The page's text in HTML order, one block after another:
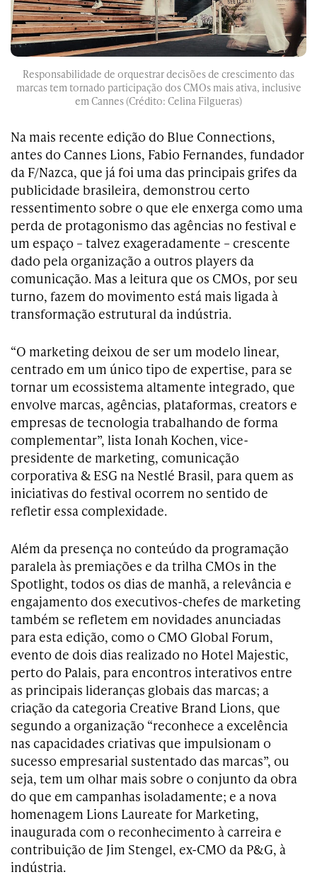
Responsabilidade de orquestrar decisões de crescimento das
marcas tem tornado participação dos CMOs mais ativa, inclusive
em Cannes (Crédito: Celina Filgueras)
Na mais recente edição do Blue Connections,
antes do Cannes Lions, Fabio Fernandes, fundador
da F/Nazca, que já foi uma das principais grifes da
publicidade brasileira, demonstrou certo
ressentimento sobre o que ele enxerga como uma
perda de protagonismo das agências no festival e
um espaço – talvez exageradamente – crescente
dado pela organização a outros players da
comunicação. Mas a leitura que os CMOs, por seu
turno, fazem do movimento está mais ligada à
transformação estrutural da indústria.
“O marketing deixou de ser um modelo linear,
centrado em um único tipo de expertise, para se
tornar um ecossistema altamente integrado, que
envolve marcas, agências, plataformas, creators e
empresas de tecnologia trabalhando de forma
complementar”, lista Ionah Kochen, vice-
presidente de marketing, comunicação
corporativa & ESG na Nestlé Brasil, para quem as
iniciativas do festival ocorrem no sentido de
refletir essa complexidade.
Além da presença no conteúdo da programação
paralela às premiações e da trilha CMOs in the
Spotlight, todos os dias de manhã, a relevância e
engajamento dos executivos-chefes de marketing
também se refletem em novidades anunciadas
para esta edição, como o CMO Global Forum,
evento de dois dias realizado no Hotel Majestic,
perto do Palais, para encontros interativos entre
as principais lideranças globais das marcas; a
criação da categoria Creative Brand Lions, que
segundo a organização “reconhece a excelência
nas capacidades criativas que impulsionam o
sucesso empresarial sustentado das marcas”, ou
seja, tem um olhar mais sobre o conjunto da obra
do que em campanhas isoladamente; e a nova
homenagem Lions Laureate for Marketing,
inaugurada com o reconhecimento à carreira e
contribuição de Jim Stengel, ex-CMO da P&G, à
indústria.